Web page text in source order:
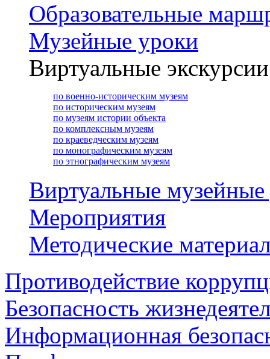
Образовательные
Музейные уроки
Виртуальные экскурсии
по военно-историческим музеям
по историческим музеям
по музеям истории объекта
по комплексным музеям
по краеведческим музеям
по монографическим музеям
по этнографическим музеям
Виртуальные
Мероприятия
Методические
Противодействие
Безопасность
Информационная